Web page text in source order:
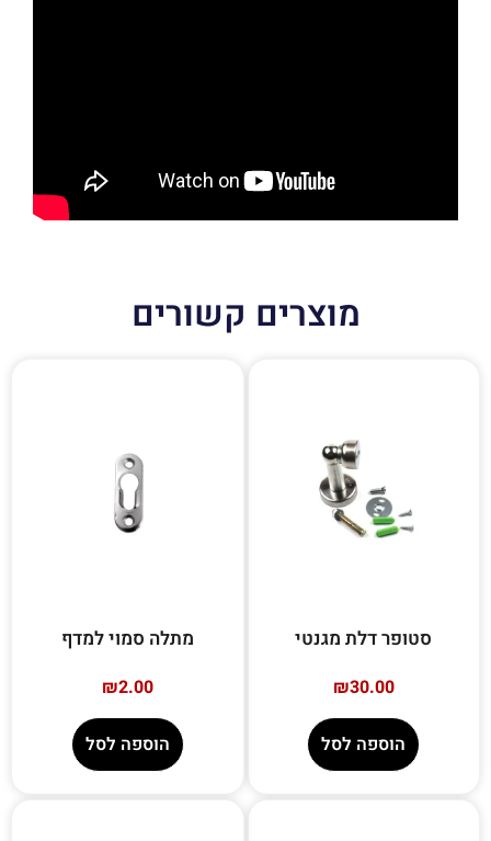
מוצרים קשורים
סטופר דלת מגנטי
₪30.00
הוספה לסל
מתלה סמוי למדף
₪2.00
הוספה לסל